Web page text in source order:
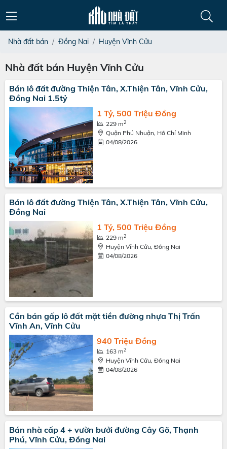
Nhà đất bán Đồng Nai Huyện Vĩnh Cửu
Nhà đất bán Huyện Vĩnh Cửu
Bán lô đất đường Thiện Tân, X.Thiện Tân, Vĩnh Cửu,
Đồng Nai 1.5tỷ
1 Tỷ, 500 Triệu Đồng
229 m2
Quận Phú Nhuận, Hồ Chí Minh
04/08/2026
Bán lô đất đường Thiện Tân, X.Thiện Tân, Vĩnh Cửu,
Đồng Nai
1 Tỷ, 500 Triệu Đồng
229 m2
Huyện Vĩnh Cửu, Đồng Nai
04/08/2026
Cần bán gấp lô đất mặt tiền đường nhựa Thị Trấn
Vĩnh An, Vĩnh Cửu
940 Triệu Đồng
163 m2
Huyện Vĩnh Cửu, Đồng Nai
04/08/2026
Bán nhà cấp 4 + vườn bưởi đường Cây Gõ, Thạnh
Phú, Vĩnh Cửu, Đồng Nai